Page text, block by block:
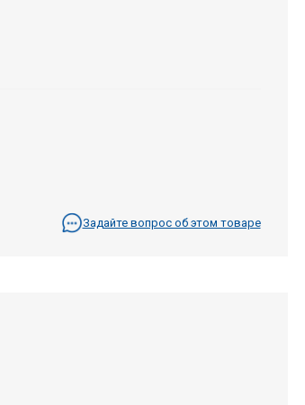
Задайте вопрос об этом товаре